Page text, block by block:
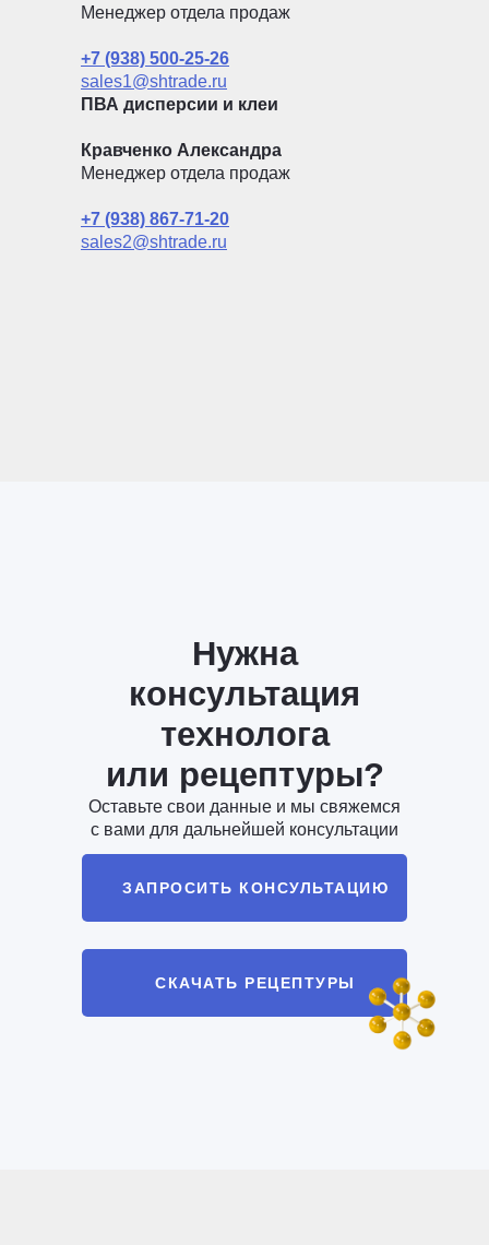
Менеджер отдела продаж
+7 (938) 500-25-26
sales1@shtrade.ru
ПВА дисперсии и клеи
Кравченко Александра
Менеджер отдела продаж
+7 (938) 867-71-20
sales2@shtrade.ru
СКАЧАТЬ РЕЦЕПТУРЫ
ЗАПРОСИТЬ КОНСУЛЬТАЦИЮ
Нужна
консультация
технолога
или рецептуры?
Оставьте свои данные и мы свяжемся
с вами для дальнейшей консультации